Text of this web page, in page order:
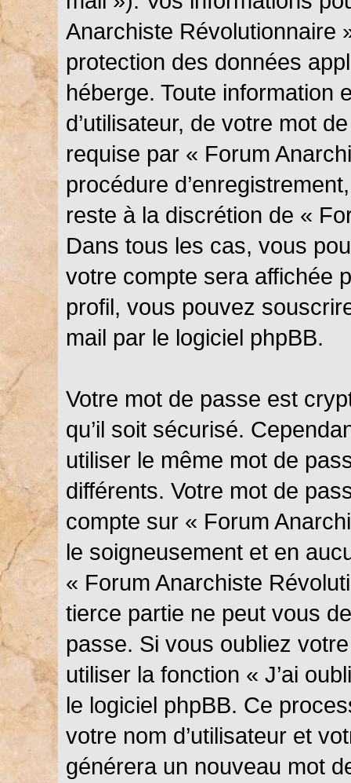
Anarchiste Révolutionnaire
protection des données
héberge. Toute information
d’utilisateur, de votre mot
requise par « Forum
procédure
reste à la discrétion de «
Dans tous les cas, vous
votre compte sera affichée
profil, vous pouvez
mail par le logiciel phpBB.
Votre mot de passe est
qu’il soit sécurisé.
utiliser le même mot de
différents. Votre mot de
compte sur « Forum
le soigneusement et en
« Forum Anarchiste
tierce partie ne peut vous
passe. Si vous oubliez
utiliser la fonction « J’ai
le logiciel phpBB. Ce
votre nom d’utilisateur et
générera un nouveau mot